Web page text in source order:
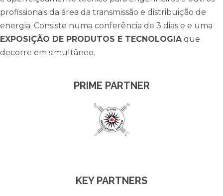
profissionais da área da transmissão e distribuição de
energia. Consiste numa conferência de 3 dias e e uma
EXPOSIÇÃO DE PRODUTOS E TECNOLOGIAque
decorre em simultâneo.
PRIME PARTNER
KEY PARTNERS